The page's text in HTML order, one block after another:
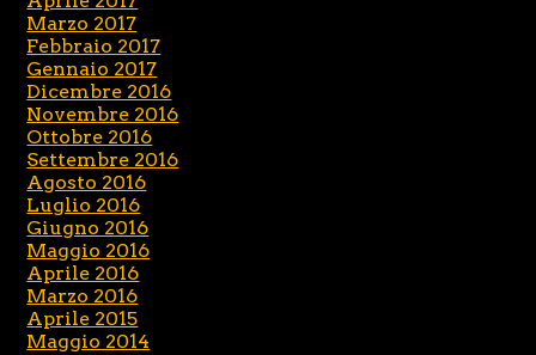
Marzo 2017
Febbraio 2017
Gennaio 2017
Dicembre 2016
Novembre 2016
Ottobre 2016
Settembre 2016
Agosto 2016
Luglio 2016
Giugno 2016
Maggio 2016
Aprile 2016
Marzo 2016
Aprile 2015
Maggio 2014